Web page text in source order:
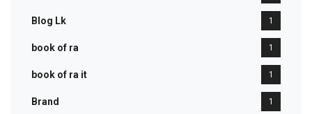
Blog Lk 1
book of ra 1
book of ra it 1
Brand 1